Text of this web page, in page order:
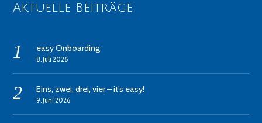
Aktuelle Beiträge
easy Onboarding
8. Juli 2026
Eins, zwei, drei, vier – it’s easy!
9. Juni 2026